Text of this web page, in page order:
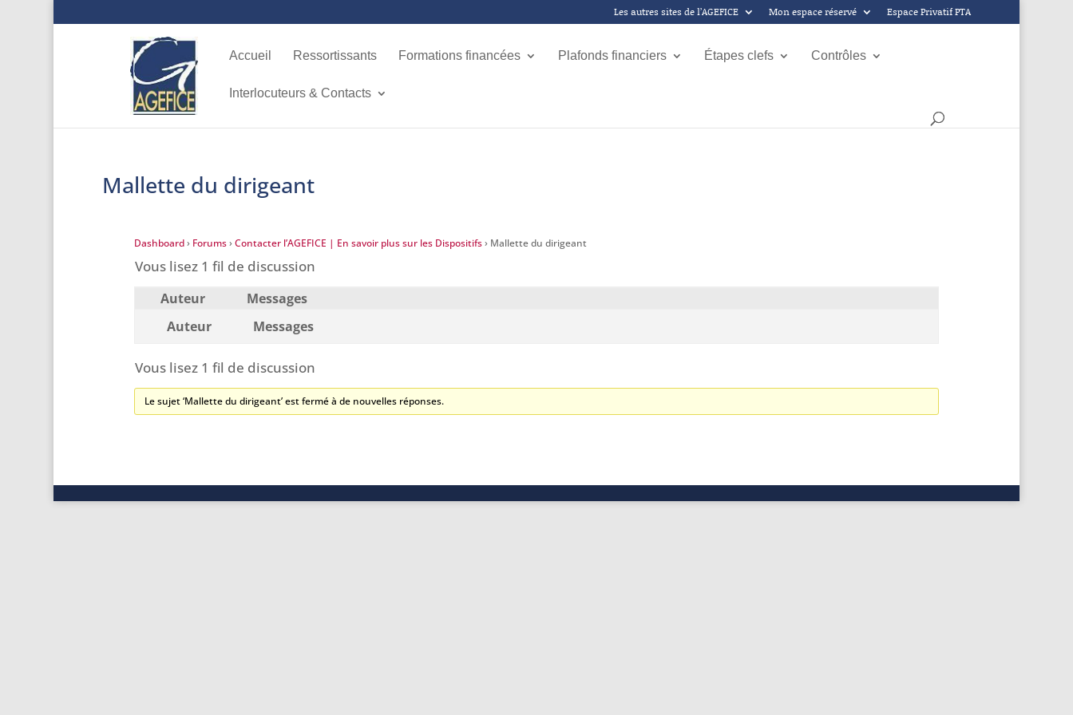
Les autres sites de l’AGEFICE Mon espace réservé Espace Privatif PTA
Accueil Ressortissants Formations financées Plafonds financiers Étapes clefs Contrôles
Interlocuteurs & Contacts
Mallette du dirigeant
Dashboard› Forums›Contacter l’AGEFICE | En savoir plus sur les Dispositifs› Mallette du dirigeant
Vous lisez 1 fil de discussion
Auteur
Messages
Auteur
Messages
Vous lisez 1 fil de discussion
Le sujet ‘Mallette du dirigeant’ est fermé à de nouvelles réponses.